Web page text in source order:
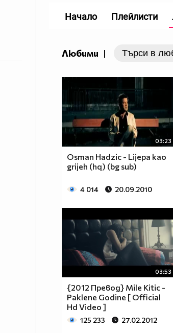
Любими |
03:23
Osman Hadzic - Lijepa kao
grijeh (hq) (bg sub)
4 014 20.09.2010
03:53
{2012 Превод} Mile Kitic -
Paklene Godine [ Official
Hd Video ]
125 233 27.02.2012
Начало Плейлисти